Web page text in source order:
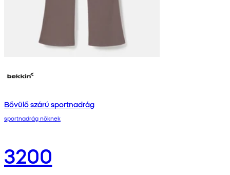
Bővülő szárú sportnadrág
sportnadrág nőknek
3200